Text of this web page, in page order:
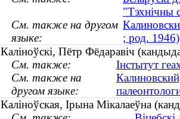
"Тэхнічны
См. также на другом
языке:
; род. 1946)
Каліноўскі, Пётр Фёдаравіч
См. также:
Інстытут
См. также на
другом языке:
Каліноўская, Ірына Мікалаеўна